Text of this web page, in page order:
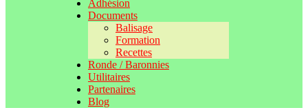
Adhésion
Documents
Balisage
Formation
Recettes
Ronde / Baronnies
Utilitaires
Partenaires
Blog